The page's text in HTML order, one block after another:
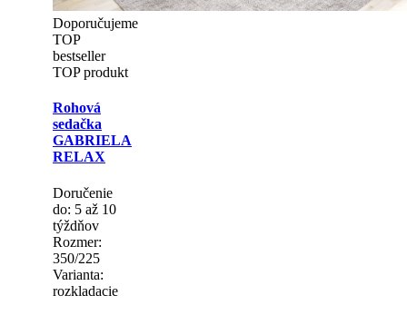
Doporučujeme
TOP
bestseller
TOP produkt
Rohová
sedačka
GABRIELA
RELAX
Doručenie
do: 5 až 10
týždňov
Rozmer:
350/225
Varianta:
rozkladacie